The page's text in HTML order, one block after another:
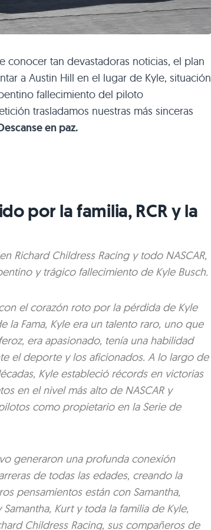
tan devastadoras noticias, el plan
a Austin Hill en el lugar de Kyle, situación
fallecimiento del piloto
trasladamos nuestras más sinceras
en paz.
por la familia, RCR y la
Richard Childress Racing y todo NASCAR,
y trágico fallecimiento de Kyle Busch.
el corazón roto por la pérdida de Kyle
la Fama, Kyle era un talento raro, uno que
era apasionado, tenía una habilidad
el deporte y los aficionados. A lo largo de
Kyle estableció récords en victorias
en el nivel más alto de NASCAR y
como propietario en la Serie de
generaron una profunda conexión
de todas las edades, creando la
pensamientos están con Samantha,
Kurt y toda la familia de Kyle,
Childress Racing, sus compañeros de